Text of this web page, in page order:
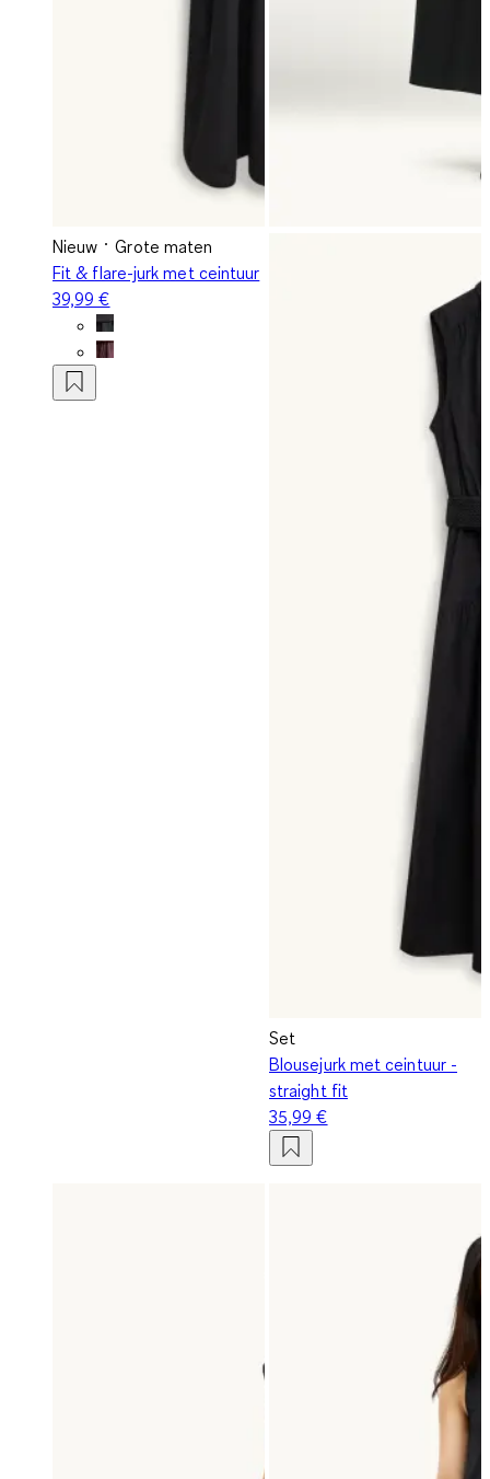
Nieuw
Grote maten
Fit & flare-jurk met ceintuur
39,99 €
Set
Blousejurk met ceintuur -
straight fit
35,99 €